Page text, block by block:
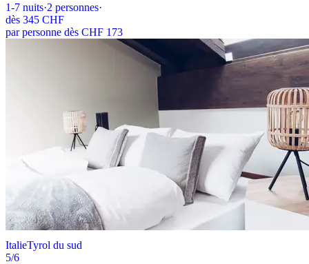
1-7 nuits·2 personnes·
dès 345 CHF
par personne dès CHF 173
ItalieTyrol du sud
5/6